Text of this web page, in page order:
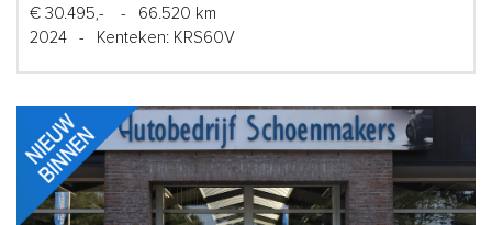
€ 30.495,- -
66.520 km
2024
- Kenteken: KRS60V